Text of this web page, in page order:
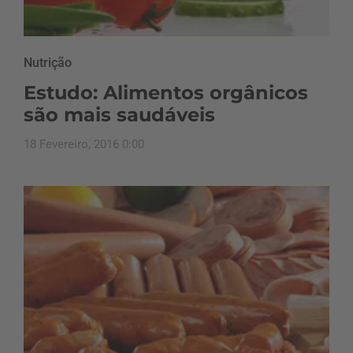
Nutrição
Estudo: Alimentos orgânicos
são mais saudáveis
18 Fevereiro, 2016 0:00